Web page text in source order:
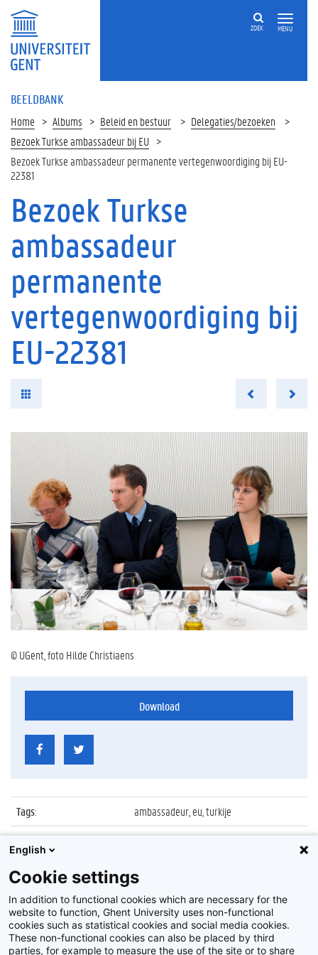
MENU
ZOEK
BEELDBANK
Home Albums Beleid en bestuur
Delegaties/bezoeken
Bezoek Turkse ambassadeur bij EU
Bezoek Turkse ambassadeur permanente vertegenwoordiging bij EU-
22381
Bezoek Turkse
ambassadeur
permanente
vertegenwoordiging bij
EU-22381
© UGent, foto Hilde Christiaens
Download
Tags:
ambassadeur, eu, turkije
Datum:
17 december 2012
Identificatienummer
Album: Bezoek Turkse ambassadeur bij EU
English
Cookie settings
In addition to functional cookies which are necessary for the
website to function, Ghent University uses non-functional
cookies such as statistical cookies and social media cookies.
These non-functional cookies can also be placed by third
parties, for example to measure the use of the site or to share